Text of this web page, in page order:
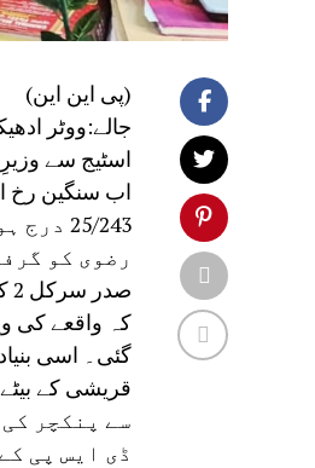
(پی این این)
جالے:ووٹر
اسٹیج سے
اب سنگین رخ
25/
رضوی کو
کہ واقعے کی
گئی۔ اسی
سے پنکچر کی
ڈی ایس پی